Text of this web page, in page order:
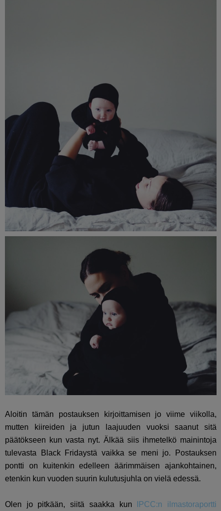
Aloitin tämän postauksen kirjoittamisen jo viime viikolla,
mutten kiireiden ja jutun laajuuden vuoksi saanut sitä
päätökseen kun vasta nyt. Älkää siis ihmetelkö mainintoja
tulevasta Black Fridaystä vaikka se meni jo. Postauksen
pontti on kuitenkin edelleen äärimmäisen ajankohtainen,
etenkin kun vuoden suurin kulutusjuhla on vielä edessä.
Olen jo pitkään, siitä saakka kun
IPCC:n ilmastoraportti